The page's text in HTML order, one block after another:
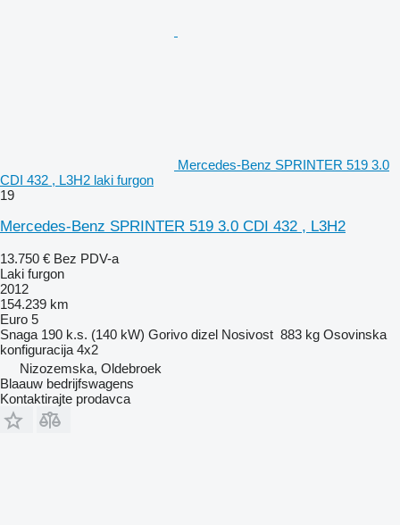
Mercedes-Benz SPRINTER 519 3.0
CDI 432 , L3H2 laki furgon
19
Mercedes-Benz SPRINTER 519 3.0 CDI 432 , L3H2
13.750 € Bez PDV-a
Laki furgon
2012
154.239 km
Euro 5
Snaga 190 k.s. (140 kW) Gorivo dizel Nosivost 883 kg Osovinska
konfiguracija 4x2
Nizozemska, Oldebroek
Blaauw bedrijfswagens
Kontaktirajte prodavca